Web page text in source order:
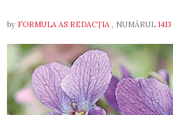
by FORMULA AS REDACȚIA , NUMĂRUL 1413